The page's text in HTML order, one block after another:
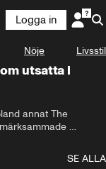
Logga in
Nöje Livsstil
utsatta i
annat The
SE ALLA